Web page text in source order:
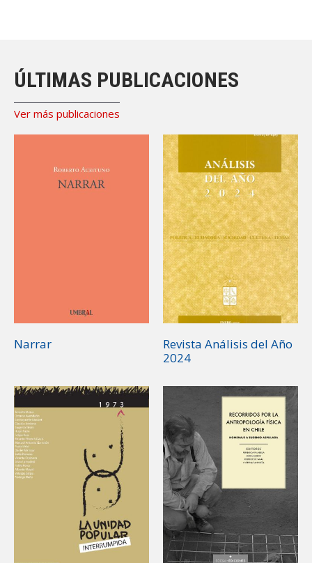
ÚLTIMAS PUBLICACIONES
Ver más publicaciones
Narrar
Revista Análisis del Año
2024